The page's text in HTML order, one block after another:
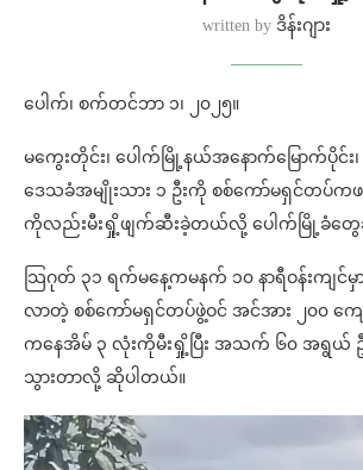
written by ဒိန်းဂျား
ပေါက်၊ စက်တင်ဘာ ၁၊ ၂၀၂၅။
မကွေးတိုင်း၊ ပေါက်မြို့နယ်အနောက်မြောက်ပိုင်း
ဒေသခံအမျိုးသား ၁ ဦးကို စစ်ကော်မရှင်တပ်ကဖ
ကိုလည်းမီးရှို့ဖျက်ဆီးခဲ့တယ်လို့ ပေါက်မြို့ခံတွ
သြဂုတ် ၃၁ ရက်မနေ့ကမနက် ၁၀ နာရီဝန်းကျ
လာတဲ့ စစ်ကော်မရှင်တပ်ဖွဲ့ဝင် အင်အား ၂၀၀ ကျ
ကနေအိမ် ၃ လုံးကိုမီးရှို့ပြီး အသက် ၆၀ အရွယ် ဦး
သွားတာလို့ ဆိုပါတယ်။